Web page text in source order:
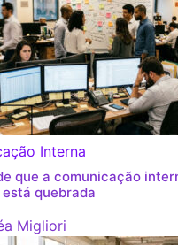
Interna
que a comunicação
quebrada
Migliori